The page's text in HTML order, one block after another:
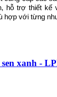
hợp với từng
xanh -